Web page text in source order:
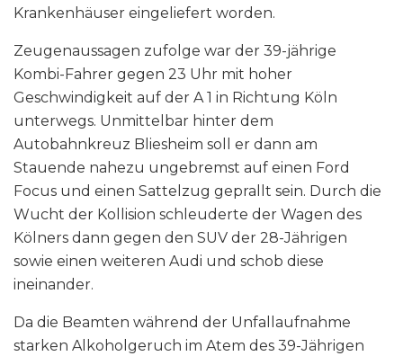
Krankenhäuser eingeliefert worden.
Zeugenaussagen zufolge war der 39-jährige
Kombi-Fahrer gegen 23 Uhr mit hoher
Geschwindigkeit auf der A 1 in Richtung Köln
unterwegs. Unmittelbar hinter dem
Autobahnkreuz Bliesheim soll er dann am
Stauende nahezu ungebremst auf einen Ford
Focus und einen Sattelzug geprallt sein. Durch die
Wucht der Kollision schleuderte der Wagen des
Kölners dann gegen den SUV der 28-Jährigen
sowie einen weiteren Audi und schob diese
ineinander.
Da die Beamten während der Unfallaufnahme
starken Alkoholgeruch im Atem des 39-Jährigen